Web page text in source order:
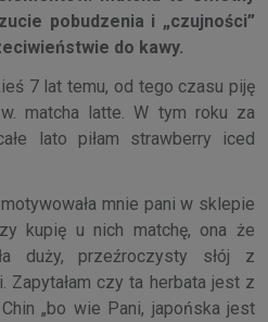
pobudzenia i „czujności”
do kawy.
7 lat temu, od tego czasu piję
matcha latte. W tym roku za
lato piłam strawberry iced
mnie pani w sklepie
kupię u nich matchę, ona że
duży, przeźroczysty słój z
czy ta herbata jest z
„bo wie Pani, japońska jest